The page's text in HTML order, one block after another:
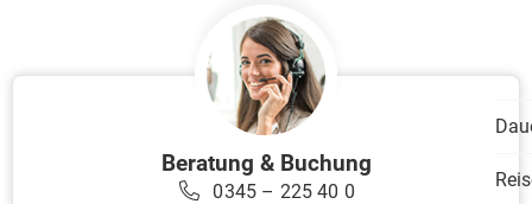
Beratung & Buchung
0345 – 225 40 0